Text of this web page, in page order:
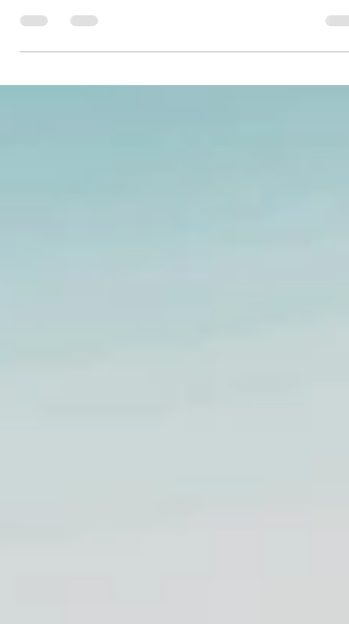
ย้อนกลับไปราวยี่สิบสามสิบปีก่อน ไม่ว่าจะร้านข้า
ร้านก๋วยเตี๋ยว ตามละแวกอำเภอกงไกรลาศ บน